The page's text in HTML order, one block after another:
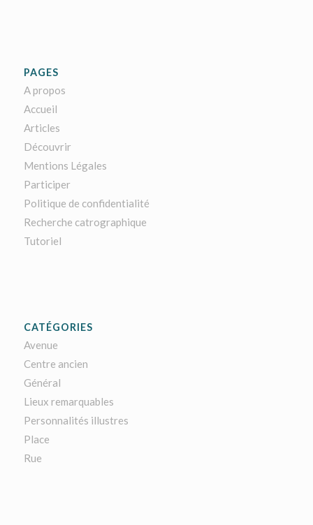
PAGES
A propos
Accueil
Articles
Découvrir
Mentions Légales
Participer
Politique de confidentialité
Recherche catrographique
Tutoriel
CATÉGORIES
Avenue
Centre ancien
Général
Lieux remarquables
Personnalités illustres
Place
Rue